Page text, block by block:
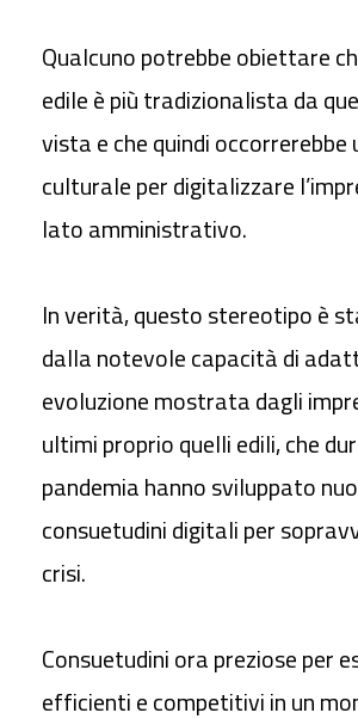
Qualcuno potrebbe obiettare
edile è più tradizionalista da
vista e che quindi
culturale per digitalizzare
lato amministrativo.
In verità, questo stereotipo è
dalla notevole capacità di
evoluzione mostrata dagli
ultimi proprio quelli edili, che
pandemia hanno sviluppato
consuetudini digitali per
crisi.
Consuetudini ora preziose per
efficienti e competitivi in un